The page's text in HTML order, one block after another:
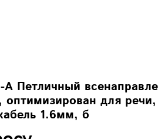
A Петличный
для речи,
1.6мм, б